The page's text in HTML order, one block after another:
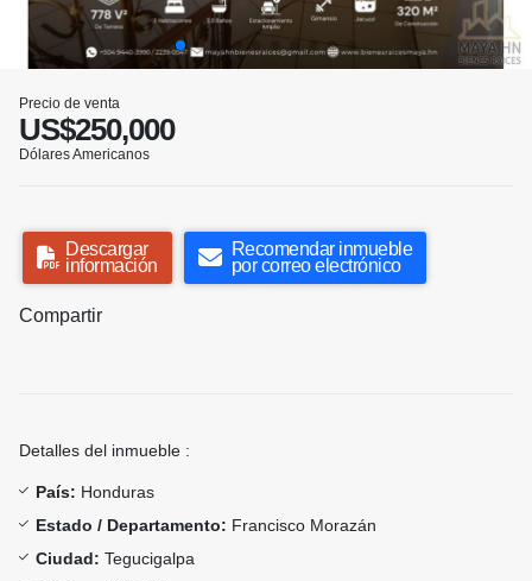
Precio de venta
US$250,000
Dólares Americanos
Descargar
información
Recomendar inmueble
por correo electrónico
Compartir
Detalles del inmueble :
País: Honduras
Estado / Departamento: Francisco Morazán
Ciudad: Tegucigalpa